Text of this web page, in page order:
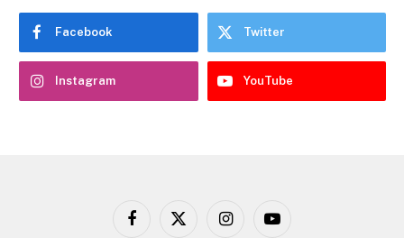
Facebook Twitter
Instagram YouTube
Facebook
X
InstagramYouTube